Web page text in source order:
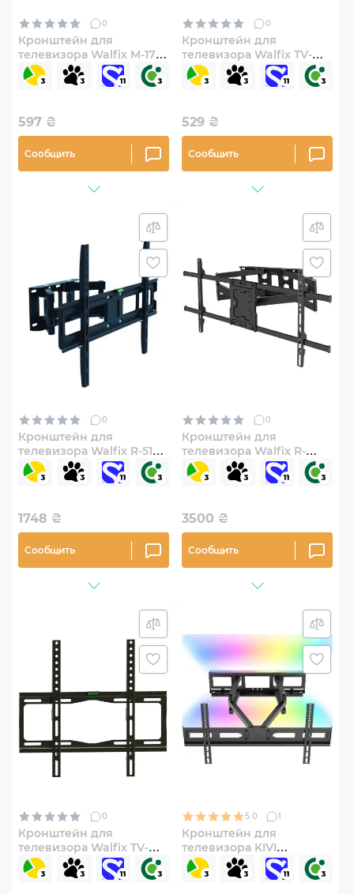
0
Кронштейн для
телевизора Walfix M-17B
32"-70" фиксированный
597 ₴
Сообщить
0
Кронштейн для
телевизора Walfix TV-
40B 26"-55" с наклоном
529 ₴
Сообщить
0
Кронштейн для
телевизора Walfix R-514B
26"-65" наклонно-
поворотный
1748 ₴
Сообщить
0
Кронштейн для
телевизора Walfix R-
614B 37"-85" наклонно-
поворотный
3500 ₴
Сообщить
0
Кронштейн для
телевизора Walfix TV-
30B 26"-55"
фиксированный
5.0 1
Кронштейн для
телевизора KIVI
ALUMIGLOW 37"-75"
наклонно-поворотный